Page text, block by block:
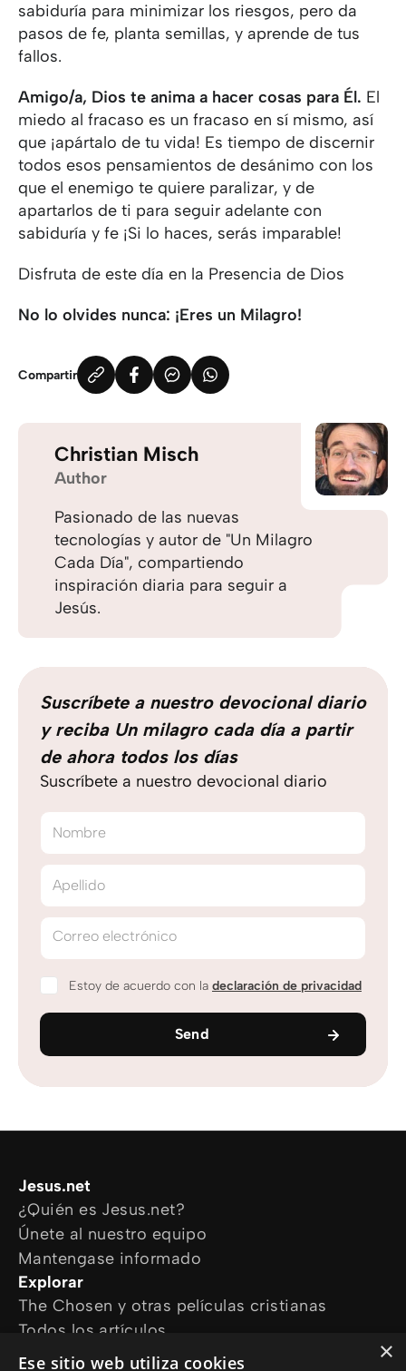
sabiduría para minimizar los riesgos, pero da
pasos de fe, planta semillas, y aprende de tus
fallos.
Amigo/a, Dios te anima a hacer cosas para Él. El
miedo al fracaso es un fracaso en sí mismo, así
que ¡apártalo de tu vida! Es tiempo de discernir
todos esos pensamientos de desánimo con los
que el enemigo te quiere paralizar, y de
apartarlos de ti para seguir adelante con
sabiduría y fe ¡Si lo haces, serás imparable!
Disfruta de este día en la Presencia de Dios
No lo olvides nunca: ¡Eres un Milagro!
Compartir
Christian Misch
Author
Pasionado de las nuevas
tecnologías y autor de "Un Milagro
Cada Día", compartiendo
inspiración diaria para seguir a
Jesús.
Suscríbete a nuestro devocional diario
y reciba Un milagro cada día a partir
de ahora todos los días
Suscríbete a nuestro devocional diario
Nombre
Apellido
Correo electrónico
Estoy de acuerdo con la declaración de privacidad
Send
Jesus.net
¿Quién es Jesus.net?
Únete al nuestro equipo
Mantengase informado
Explorar
The Chosen y otras películas cristianas
Todos los artículos
Cursos online
×
Ese sitio web utiliza cookies